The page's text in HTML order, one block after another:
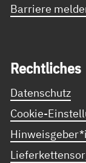
Barriere
Recht­li­ches
Datenschutz
Cookie-